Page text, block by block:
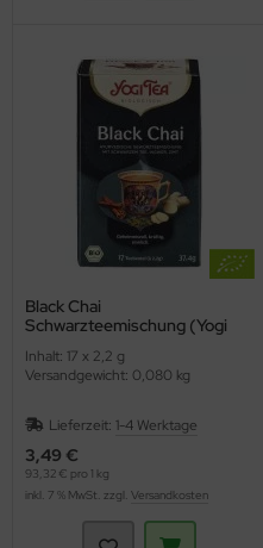
Black Chai
Schwarzteemischung (Yogi
Inhalt: 17 x 2,2 g
Versandgewicht: 0,080 kg
Lieferzeit: 1-4 Werktage
3,49 €
93,32 € pro 1 kg
inkl. 7 % MwSt. zzgl. Versandkosten